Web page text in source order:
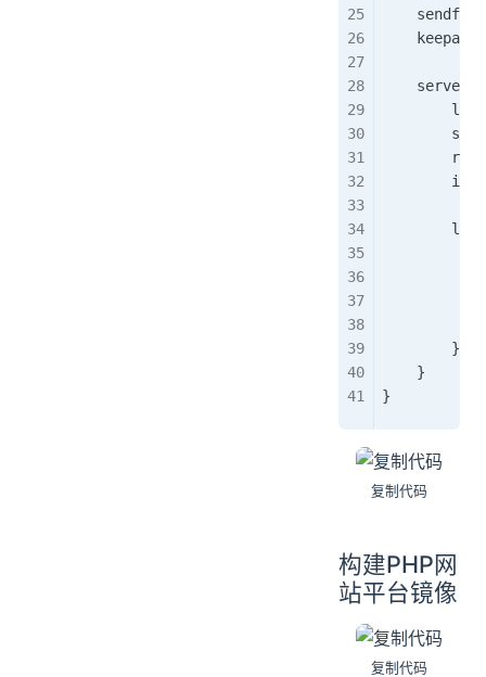
    server {
        }
    }
}
复制代码
构建PHP网
站平台镜像
复制代码